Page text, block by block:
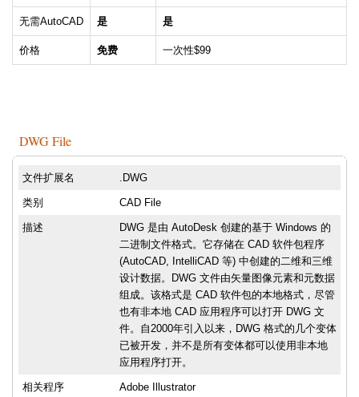
无需AutoCAD 是 是
价格 免费 一次性$99
DWG File
文件扩展名 .DWG
类别 CAD File
描述
DWG 是由 AutoDesk 创建的基于 Windows 的
二进制文件格式。它存储在 CAD 软件包程序
(AutoCAD, IntelliCAD 等) 中创建的二维和三维
设计数据。DWG 文件由矢量图像元素和元数据
组成。该格式是 CAD 软件包的本地格式，尽管
也有非本地 CAD 应用程序可以打开 DWG 文
件。自2000年引入以来，DWG 格式的几个变体
已被开发，并不是所有变体都可以使用非本地
应用程序打开。
相关程序
Adobe Illustrator